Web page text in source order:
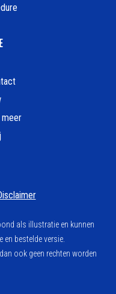
meer
als illustratie en kunnen
en bestelde versie.
ook geen rechten worden